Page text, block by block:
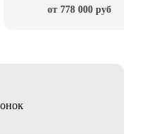
от 778 000 руб